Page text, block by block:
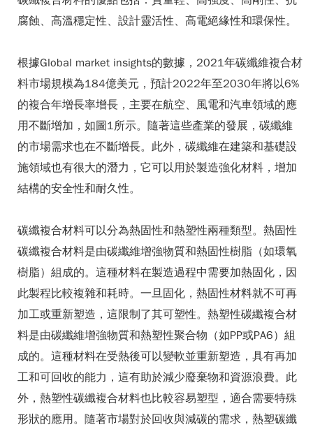
腐蝕、高溫穩定性、設計靈活性、高電絕緣性和環保性。
根據Global market insights的數據，2021年碳纖維複合材
料市場規模為184億美元，預計2022年至2030年將以6%
的複合年增長率增長，主要在航空、風電和汽車領域的應
用不斷增加，如圖1所示。隨著這些產業的發展，碳纖維
的市場需求也在不斷增長。此外，碳纖維在建築和基礎設
施領域也有很大的潛力，它可以用於製造強化材料，增加
結構的安全性和耐久性。
碳纖複合材料可以分為熱固性和熱塑性兩種類型。熱固性
碳纖複合材料是由碳纖維增強物質和熱固性樹脂（如環氧
樹脂）組成的。這種材料在製造過程中需要加熱固化，因
此製程比較複雜和耗時。一旦固化，熱固性材料就不可再
加工或重新塑造，這限制了其可塑性。熱塑性碳纖複合材
料是由碳纖維增強物質和熱塑性聚合物（如PP或PA6）組
成的。這種材料在受熱後可以變軟並重新塑造，具有再加
工和可回收的能力，這有助於減少廢棄物和資源浪費。此
外，熱塑性碳纖複合材料也比較容易塑型，適合需要特殊
形狀的應用。隨著市場對於回收與減碳的需求，熱塑碳纖